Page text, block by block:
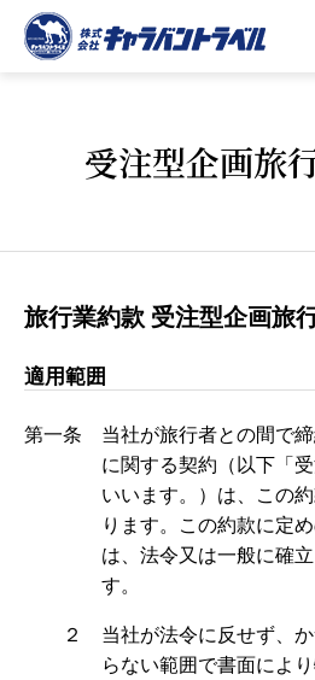
受注型企画旅
旅行業約款 受注型企画旅
適用範囲
第一条 当社が旅行者との間で
に関する契約（以下「
いいます。）は、この
ります。この約款に定
は、法令又は一般に確
す。
２ 当社が法令に反せず、
らない範囲で書面によ